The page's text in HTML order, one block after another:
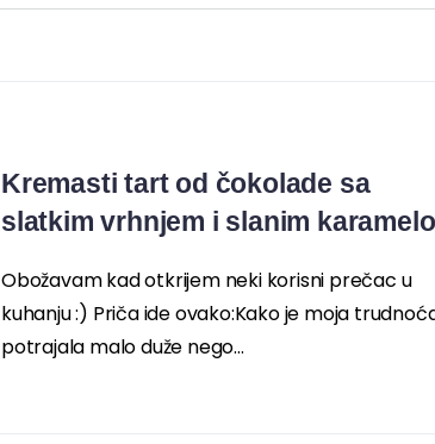
Kremasti tart od čokolade sa
slatkim vrhnjem i slanim
Obožavam kad otkrijem neki korisni prečac u
kuhanju :) Priča ide ovako:Kako je moja
potrajala malo duže nego...